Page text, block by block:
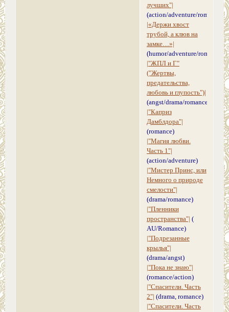
лучших"|
(action/adventure/romance)
|«Держи хвост
трубой, а клюв на
замке…»|
(humor/adventure/romance/
|"ЖПЛ и Г"
("Жертвы,
предательства,
любовь и глупость")|
(angst/drama/romance)
|"Каприз
Дамблдора"|
(romance)
|"Магия любви.
Часть 1"|
(action/adventure)
|"Мистер Принс, или
Немного о природе
смелости"|
(drama/romance)
|"Пленники
пространства"| (
AU/Romance)
|"Подрезанные
крылья"|
(drama/angst)
|"Пока не знаю"|
(romance/action)
|"Спасители. Часть
2"| (drama, romance)
|"Спасители. Часть